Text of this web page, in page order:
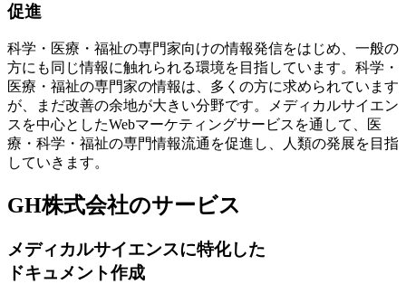
促進
科学・医療・福祉の専門家向けの情報発信をはじめ、一般の
方にも同じ情報に触れられる環境を目指しています。科学・
医療・福祉の専門家の情報は、多くの方に求められています
が、まだ改善の余地が大きい分野です。
メディカルサイエン
スを中心としたWebマーケティングサービス を通して、医
療・科学・福祉の専門情報流通を促進し、人類の発展を目指
していきます。
GH株式会社のサービス
メディカルサイエンスに特化した
ドキュメント作成